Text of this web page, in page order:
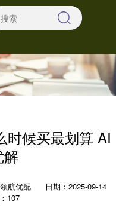
时候买最划算 AI
解
航优配
日期：2025-09-14
107